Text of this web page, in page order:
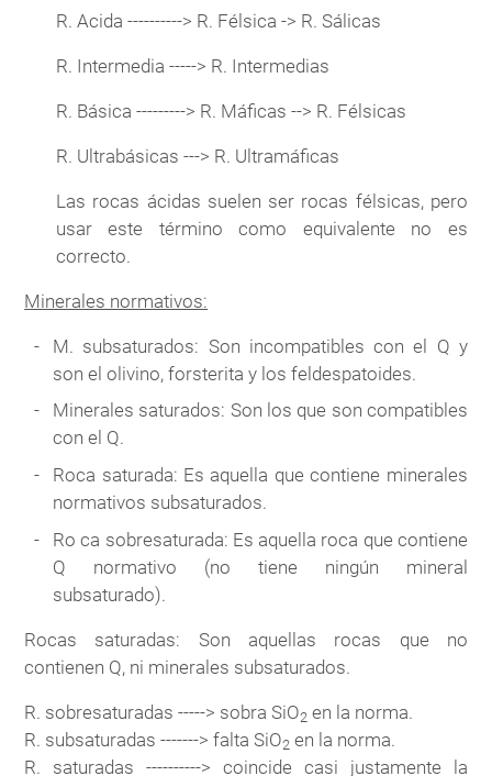
R. Acida ----------> R. Félsica -> R. Sálicas
R. Intermedia -----> R. Intermedias
R. Básica ---------> R. Máficas --> R. Félsicas
R. Ultrabásicas ---> R. Ultramáficas
Las rocas ácidas suelen ser rocas félsicas, pero
usar este término como equivalente no es
correcto.
Minerales normativos:
M. subsaturados: Son incompatibles con el Q y
son el olivino, forsterita y los feldespatoides.
Minerales saturados: Son los que son compatibles
con el Q.
Roca saturada: Es aquella que contiene minerales
normativos subsaturados.
Ro ca sobresaturada: Es aquella roca que contiene
Q normativo (no tiene ningún mineral
subsaturado).
Rocas saturadas: Son aquellas rocas que no
contienen Q, ni minerales subsaturados.
R. sobresaturadas -----> sobra SiO2 en la norma.
R. subsaturadas -------> falta SiO2 en la norma.
R. saturadas ----------> coincide casi justamente la